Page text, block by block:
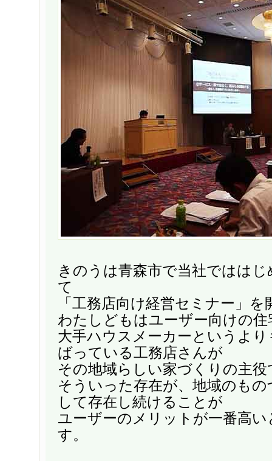
きのうは青森市で当社ではは
て
「工務店向け経営セミナー」
わたしどもはユーザー向けの
大手ハウスメーカーというよ
ばっている工務店さんが
その地域らしい家づくりの主
そういった存在が、地域のも
して存在し続けることが
ユーザーのメリットが一番高
す。